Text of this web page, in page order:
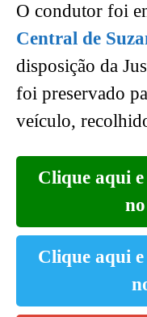
O condutor foi
Central de
disposição da
foi preservado
veículo,
Clique aqui e
Clique aqui e